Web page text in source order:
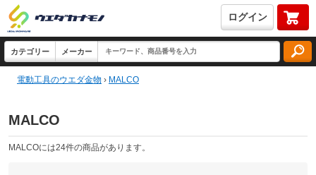
ログイン
電動工具のウエダ金物 › MALCO
MALCO
MALCOには24件の商品があります。